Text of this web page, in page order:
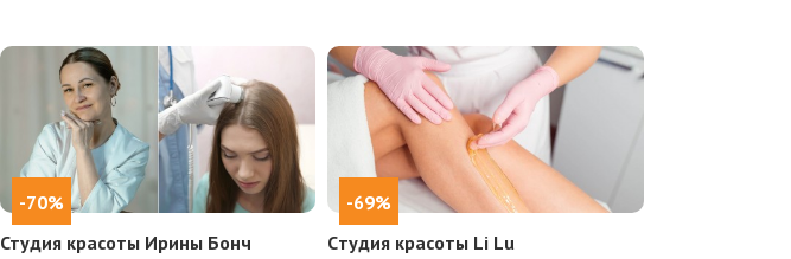
-70%
Студия красоты Ирины Бонч
-69%
Cтудия красоты Li Lu